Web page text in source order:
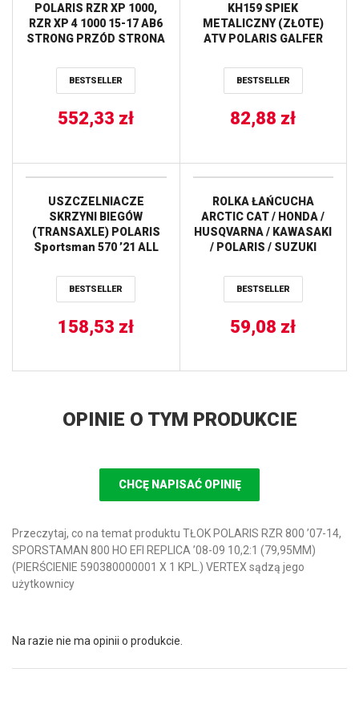
POLARIS RZR XP 1000,
RZR XP 4 1000 15-17 AB6
STRONG PRZÓD STRONA
BESTSELLER
552,33 zł
KH159 SPIEK
METALICZNY (ZŁOTE)
ATV POLARIS GALFER
BESTSELLER
82,88 zł
USZCZELNIACZE
SKRZYNI BIEGÓW
(TRANSAXLE) POLARIS
Sportsman 570 ’21 ALL
BESTSELLER
158,53 zł
ROLKA ŁAŃCUCHA
ARCTIC CAT / HONDA /
HUSQVARNA / KAWASAKI
/ POLARIS / SUZUKI
ALL BALLS
BESTSELLER
59,08 zł
OPINIE O TYM PRODUKCIE
CHCĘ NAPISAĆ OPINIĘ
Przeczytaj, co na temat produktu TŁOK POLARIS RZR 800 ’07-14,
SPORSTAMAN 800 HO EFI REPLICA ’08-09 10,2:1 (79,95MM)
(PIERŚCIENIE 590380000001 X 1 KPL.) VERTEX sądzą jego
użytkownicy
Na razie nie ma opinii o produkcie.